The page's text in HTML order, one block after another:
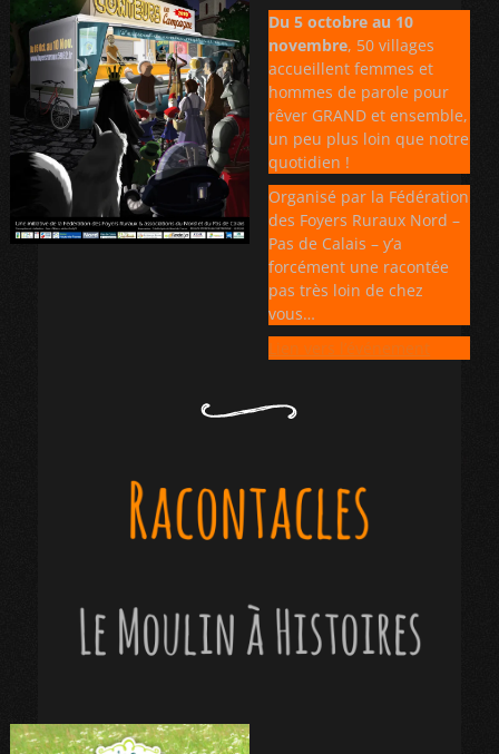
Du 5 octobre au 10
novembre, 50 villages
accueillent femmes et
hommes de parole pour
rêver GRAND et ensemble,
un peu plus loin que notre
quotidien !
Organisé par la Fédération
des Foyers Ruraux Nord –
Pas de Calais – y’a
forcément une racontée
pas très loin de chez
vous…
Lien vers l’événement